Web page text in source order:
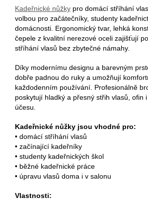
Kadeřnické nůžky pro domácí stříhání
volbou pro začátečníky, studenty
domácnosti. Ergonomický tvar, lehká
čepele z kvalitní nerezové oceli zajišťují
stříhání vlasů bez zbytečné námahy.
Díky modernímu designu a barevným
dobře padnou do ruky a umožňují
každodenním používání. Profesionálně
poskytují hladký a přesný střih vlasů, ofin
účesu.
Kadeřnické nůžky jsou vhodné pro:
• domácí stříhání vlasů
• začínající kadeřníky
• studenty kadeřnických škol
• běžné kadeřnické práce
• úpravu vlasů doma i v salonu
Vlastnosti: